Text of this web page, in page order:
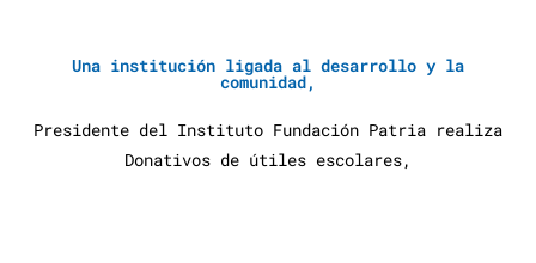
Una institución ligada al desarrollo y la
comunidad,
Presidente del Instituto Fundación Patria realiza
Donativos de útiles escolares,